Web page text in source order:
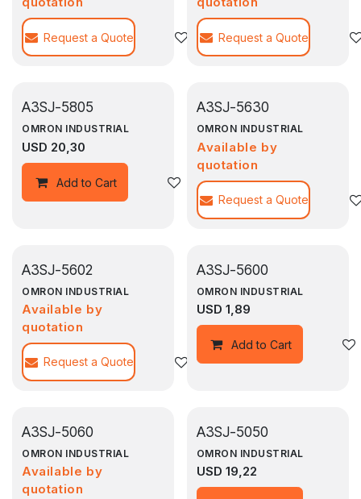
Request a Quote Agregar a la lista de deseos
Request a Quote
A3SJ-5805
OMRON INDUSTRIAL
USD 20,30
Add to Cart Agregar a la lista de deseos
A3SJ-5630
OMRON INDUSTRIAL
Available by
quotation
Request a Quote
A3SJ-5602
OMRON INDUSTRIAL
Available by
quotation
Request a Quote Agregar a la lista de deseos
A3SJ-5600
OMRON INDUSTRIAL
USD 1,89
Add to Cart
A3SJ-5060
OMRON INDUSTRIAL
Available by
quotation
A3SJ-5050
OMRON INDUSTRIAL
USD 19,22